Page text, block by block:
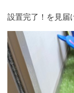
設置完了！を見届